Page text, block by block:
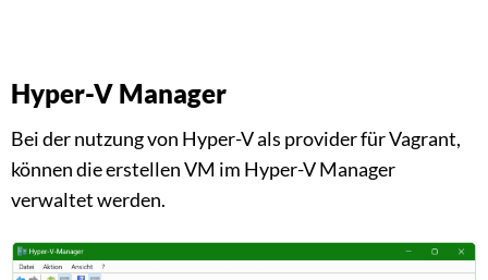
Hyper-V Manager
Bei der nutzung von Hyper-V als provider für Vagrant,
können die erstellen VM im Hyper-V Manager
verwaltet werden.